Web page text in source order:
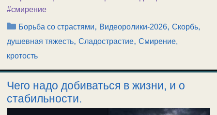
#смирение
Рубрики
Борьба со страстями, Видеоролики-2026,Скорбь,
душевная тяжесть, Сладострастие, Смирение,
кротость
Чего надо добиваться в жизни, и о
стабильности.